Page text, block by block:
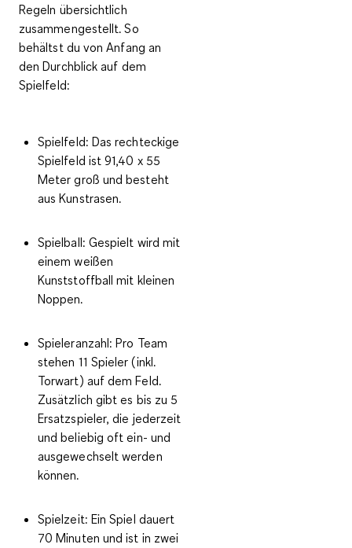
Regeln übersichtlich
zusammengestellt. So
behältst du von Anfang an
den Durchblick auf dem
Spielfeld:
Spielfeld: Das rechteckige
Spielfeld ist 91,40 x 55
Meter groß und besteht
aus Kunstrasen.
Spielball: Gespielt wird mit
einem weißen
Kunststoffball mit kleinen
Noppen.
Spieleranzahl:Pro Team
stehen 11 Spieler (inkl.
Torwart) auf dem Feld.
Zusätzlich gibt es bis zu 5
Ersatzspieler, die jederzeit
und beliebig oft ein- und
ausgewechselt werden
können.
Spielzeit: Ein Spiel dauert
70 Minuten und ist in zwei